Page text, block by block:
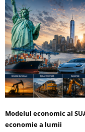
Modelul economic al
economie a lumii